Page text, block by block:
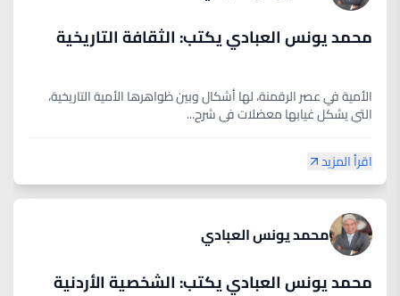
محمد يونس العبادي يكتب: الثقافة التاريخية
الأمية في عصر الرقمنة، لها أشكال وبين ظواهرها الأمية التاريخية،
التي يشكل غيابها معضلات في شرح...
اقرأ المزيد
محمد يونس العبادي
محمد يونس العبادي يكتب: الشخصية الأردنية